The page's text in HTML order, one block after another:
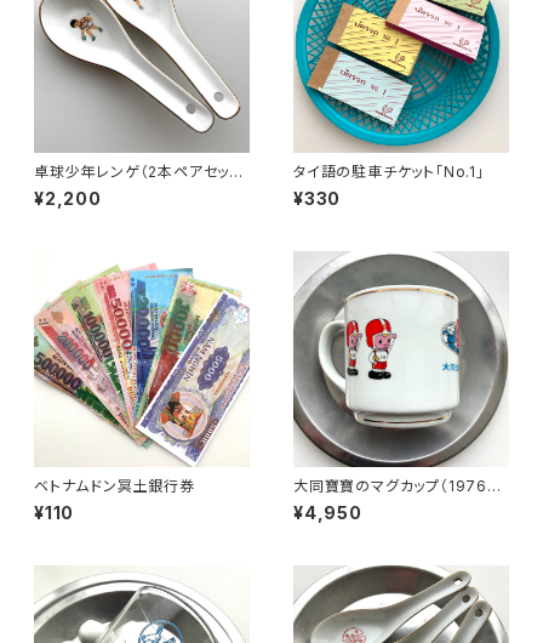
卓球少年レンゲ（2本ペアセット/
リプロ品）
¥2,200
タイ語の駐車チケット「No.1」
¥330
ベトナムドン冥土銀行券
¥110
大同寶寶のマグカップ（1976年
製ヴィンテージストック）
¥4,950